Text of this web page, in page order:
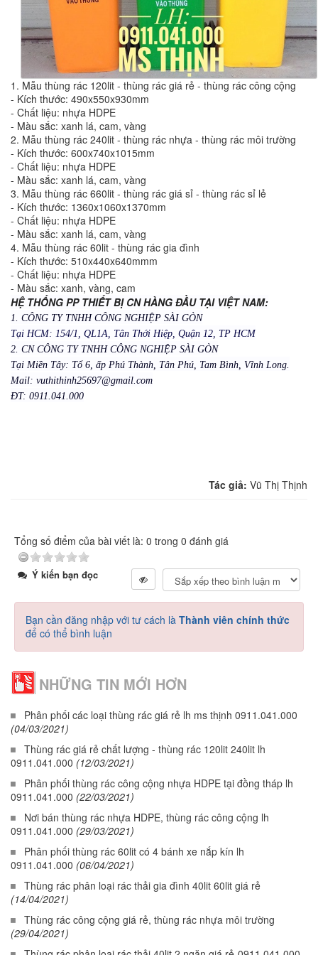
1. Mẫu thùng rác 120lit - thùng rác giá rẻ - thùng rác công cộng
- Kích thước: 490x550x930mm
- Chất liệu: nhựa HDPE
- Màu sắc: xanh lá, cam, vàng
2. Mẫu thùng rác 240lit - thùng rác nhựa - thùng rác môi trường
- Kích thước: 600x740x1015mm
- Chất liệu: nhựa HDPE
- Màu sắc: xanh lá, cam, vàng
3. Mẫu thùng rác 660lit - thùng rác giá sỉ - thùng rác sỉ lẻ
- Kích thước: 1360x1060x1370mm
- Chất liệu: nhựa HDPE
- Màu sắc: xanh lá, cam, vàng
4. Mẫu thùng rác 60lit - thùng rác gia đình
- Kích thước: 510x440x640mmm
- Chất liệu: nhựa HDPE
- Màu sắc: xanh, vàng, cam
HỆ THỐNG PP THIẾT BỊ CN HÀNG ĐẦU TẠI VIỆT NAM:
1. CÔNG TY TNHH CÔNG NGHIỆP SÀI GÒN
Tại HCM: 154/1, QL1A, Tân Thới Hiệp, Quận 12, TP HCM
2. CN CÔNG TY TNHH CÔNG NGHIỆP SÀI GÒN
Tại Miền Tây: Tổ 6, ấp Phú Thành, Tân Phú, Tam Bình, Vĩnh Long.
Mail: vuthithinh25697@gmail.com
ĐT: 0911.041.000
Tác giả: Vũ Thị Thịnh
Tổng số điểm của bài viết là: 0 trong 0 đánh giá
Ý kiến bạn đọc
Bạn cần đăng nhập với tư cách là Thành viên chính thức
để có thể bình luận
NHỮNG TIN MỚI HƠN
Phân phối các loại thùng rác giá rẻ lh ms thịnh 0911.041.000
(04/03/2021)
Thùng rác giá rẻ chất lượng - thùng rác 120lit 240lit lh
0911.041.000 (12/03/2021)
Phân phối thùng rác công cộng nhựa HDPE tại đồng tháp lh
0911.041.000 (22/03/2021)
Nơi bán thùng rác nhựa HDPE, thùng rác công cộng lh
0911.041.000 (29/03/2021)
Phân phối thùng rác 60lit có 4 bánh xe nắp kín lh
0911.041.000 (06/04/2021)
Thùng rác phân loại rác thải gia đình 40lit 60lit giá rẻ
(14/04/2021)
Thùng rác công cộng giá rẻ, thùng rác nhựa môi trường
(29/04/2021)